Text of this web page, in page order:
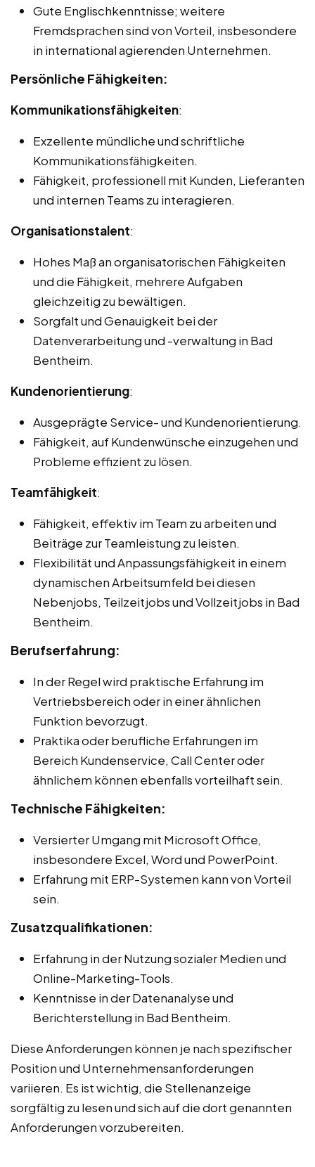
Gute Englischkenntnisse; weitere
Fremdsprachen sind von Vorteil, insbesondere
in international agierenden Unternehmen.
Persönliche Fähigkeiten:
Kommunikationsfähigkeiten:
Exzellente mündliche und schriftliche
Kommunikationsfähigkeiten.
Fähigkeit, professionell mit Kunden, Lieferanten
und internen Teams zu interagieren.
Organisationstalent:
Hohes Maß an organisatorischen Fähigkeiten
und die Fähigkeit, mehrere Aufgaben
gleichzeitig zu bewältigen.
Sorgfalt und Genauigkeit bei der
Datenverarbeitung und -verwaltung in Bad
Bentheim.
Kundenorientierung:
Ausgeprägte Service- und Kundenorientierung.
Fähigkeit, auf Kundenwünsche einzugehen und
Probleme effizient zu lösen.
Teamfähigkeit:
Fähigkeit, effektiv im Team zu arbeiten und
Beiträge zur Teamleistung zu leisten.
Flexibilität und Anpassungsfähigkeit in einem
dynamischen Arbeitsumfeld bei diesen
Nebenjobs, Teilzeitjobs und Vollzeitjobs in Bad
Bentheim.
Berufserfahrung:
In der Regel wird praktische Erfahrung im
Vertriebsbereich oder in einer ähnlichen
Funktion bevorzugt.
Praktika oder berufliche Erfahrungen im
Bereich Kundenservice, Call Center oder
ähnlichem können ebenfalls vorteilhaft sein.
Technische Fähigkeiten:
Versierter Umgang mit Microsoft Office,
insbesondere Excel, Word und PowerPoint.
Erfahrung mit ERP-Systemen kann von Vorteil
sein.
Zusatzqualifikationen:
Erfahrung in der Nutzung sozialer Medien und
Online-Marketing-Tools.
Kenntnisse in der Datenanalyse und
Berichterstellung in Bad Bentheim.
Diese Anforderungen können je nach spezifischer
Position und Unternehmensanforderungen
variieren. Es ist wichtig, die Stellenanzeige
sorgfältig zu lesen und sich auf die dort genannten
Anforderungen vorzubereiten.